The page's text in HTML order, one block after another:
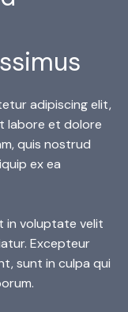
adipiscing elit,
labore et dolore
quis nostrud
ex ea
in voluptate velit
Excepteur
sunt in culpa qui